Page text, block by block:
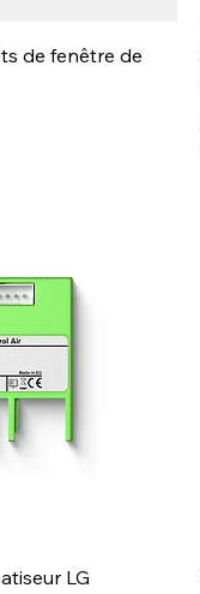
de fenêtre de
LG